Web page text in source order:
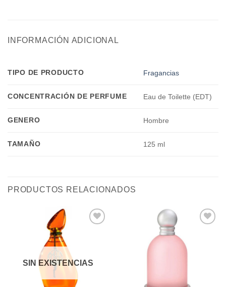
INFORMACIÓN ADICIONAL
TIPO DE PRODUCTO Fragancias
CONCENTRACIÓN DE PERFUME Eau de Toilette (EDT)
GENERO Hombre
TAMAÑO 125 ml
PRODUCTOS RELACIONADOS
SIN EXISTENCIAS